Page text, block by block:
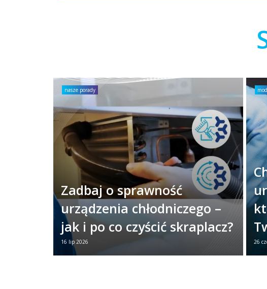
nasze porady
Zadbaj o sprawność
urządzenia chłodniczego –
jak i po co czyścić skraplacz?
16 lip 2026
Twoje urządzenie chłodnicze każdego dnia
26
26